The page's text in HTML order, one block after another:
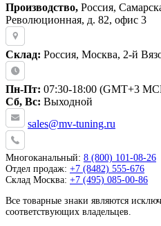
Производство, Россия,
Революционная, д. 82, офис 3
Склад: Россия, Москва, 2-й
Пн-Пт: 07:30-18:00 (GMT+3
Сб, Вс: Выходной
sales@mv-tuning.ru
Многоканальный: 8 (800) 101-08-26
Отдел продаж: +7 (8482) 555-676
Склад Москва: +7 (495) 085-00-86
Все товарные знаки являются
соответствующих владельцев.